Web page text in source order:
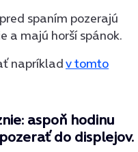
spaním pozerajú
a majú horší spánok.
napríkladv tomto
aspoň hodinu
do displejov.